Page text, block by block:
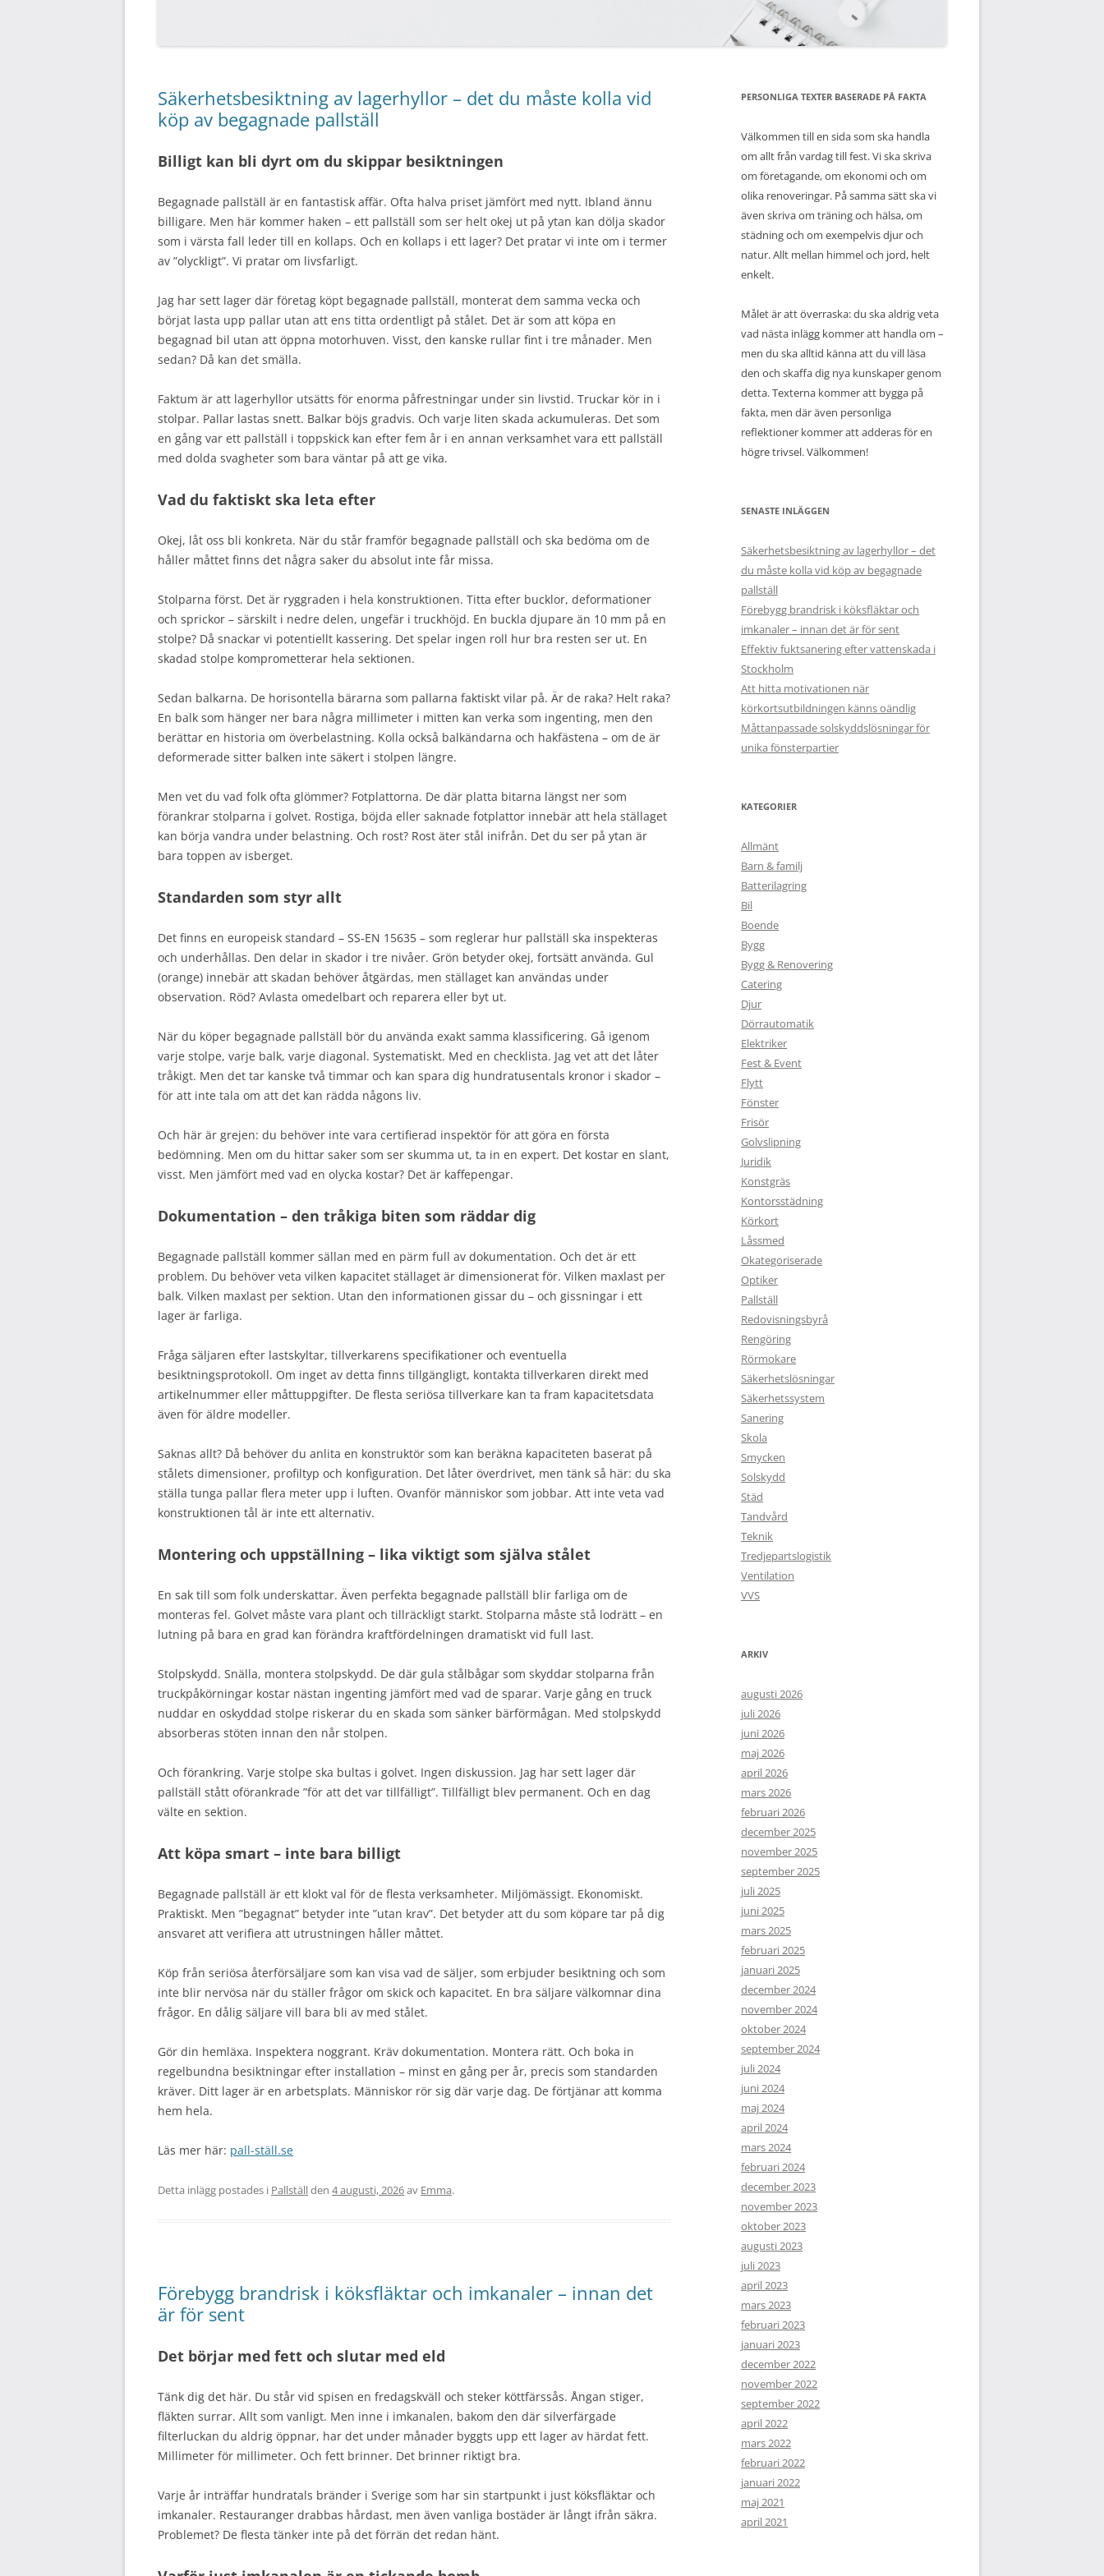
Säkerhetsbesiktning av lagerhyllor – det du måste kolla vid
köp av begagnade pallställ
Billigt kan bli dyrt om du skippar besiktningen
Begagnade pallställ är en fantastisk affär. Ofta halva priset jämfört med nytt. Ibland ännu
billigare. Men här kommer haken – ett pallställ som ser helt okej ut på ytan kan dölja skador
som i värsta fall leder till en kollaps. Och en kollaps i ett lager? Det pratar vi inte om i termer
av ”olyckligt”. Vi pratar om livsfarligt.
Jag har sett lager där företag köpt begagnade pallställ, monterat dem samma vecka och
börjat lasta upp pallar utan att ens titta ordentligt på stålet. Det är som att köpa en
begagnad bil utan att öppna motorhuven. Visst, den kanske rullar fint i tre månader. Men
sedan? Då kan det smälla.
Faktum är att lagerhyllor utsätts för enorma påfrestningar under sin livstid. Truckar kör in i
stolpar. Pallar lastas snett. Balkar böjs gradvis. Och varje liten skada ackumuleras. Det som
en gång var ett pallställ i toppskick kan efter fem år i en annan verksamhet vara ett pallställ
med dolda svagheter som bara väntar på att ge vika.
Vad du faktiskt ska leta efter
Okej, låt oss bli konkreta. När du står framför begagnade pallställ och ska bedöma om de
håller måttet finns det några saker du absolut inte får missa.
Stolparna först. Det är ryggraden i hela konstruktionen. Titta efter bucklor, deformationer
och sprickor – särskilt i nedre delen, ungefär i truckhöjd. En buckla djupare än 10 mm på en
stolpe? Då snackar vi potentiellt kassering. Det spelar ingen roll hur bra resten ser ut. En
skadad stolpe komprometterar hela sektionen.
Sedan balkarna. De horisontella bärarna som pallarna faktiskt vilar på. Är de raka? Helt raka?
En balk som hänger ner bara några millimeter i mitten kan verka som ingenting, men den
berättar en historia om överbelastning. Kolla också balkändarna och hakfästena – om de är
deformerade sitter balken inte säkert i stolpen längre.
Men vet du vad folk ofta glömmer? Fotplattorna. De där platta bitarna längst ner som
förankrar stolparna i golvet. Rostiga, böjda eller saknade fotplattor innebär att hela ställaget
kan börja vandra under belastning. Och rost? Rost äter stål inifrån. Det du ser på ytan är
bara toppen av isberget.
Standarden som styr allt
Det finns en europeisk standard – SS-EN 15635 – som reglerar hur pallställ ska inspekteras
och underhållas. Den delar in skador i tre nivåer. Grön betyder okej, fortsätt använda. Gul
(orange) innebär att skadan behöver åtgärdas, men ställaget kan användas under
observation. Röd? Avlasta omedelbart och reparera eller byt ut.
När du köper begagnade pallställ bör du använda exakt samma klassificering. Gå igenom
varje stolpe, varje balk, varje diagonal. Systematiskt. Med en checklista. Jag vet att det låter
tråkigt. Men det tar kanske två timmar och kan spara dig hundratusentals kronor i skador –
för att inte tala om att det kan rädda någons liv.
Och här är grejen: du behöver inte vara certifierad inspektör för att göra en första
bedömning. Men om du hittar saker som ser skumma ut, ta in en expert. Det kostar en slant,
visst. Men jämfört med vad en olycka kostar? Det är kaffepengar.
Dokumentation – den tråkiga biten som räddar dig
Begagnade pallställ kommer sällan med en pärm full av dokumentation. Och det är ett
problem. Du behöver veta vilken kapacitet ställaget är dimensionerat för. Vilken maxlast per
balk. Vilken maxlast per sektion. Utan den informationen gissar du – och gissningar i ett
lager är farliga.
Fråga säljaren efter lastskyltar, tillverkarens specifikationer och eventuella
besiktningsprotokoll. Om inget av detta finns tillgängligt, kontakta tillverkaren direkt med
artikelnummer eller måttuppgifter. De flesta seriösa tillverkare kan ta fram kapacitetsdata
även för äldre modeller.
Saknas allt? Då behöver du anlita en konstruktör som kan beräkna kapaciteten baserat på
stålets dimensioner, profiltyp och konfiguration. Det låter överdrivet, men tänk så här: du ska
ställa tunga pallar flera meter upp i luften. Ovanför människor som jobbar. Att inte veta vad
konstruktionen tål är inte ett alternativ.
Montering och uppställning – lika viktigt som själva stålet
En sak till som folk underskattar. Även perfekta begagnade pallställ blir farliga om de
monteras fel. Golvet måste vara plant och tillräckligt starkt. Stolparna måste stå lodrätt – en
lutning på bara en grad kan förändra kraftfördelningen dramatiskt vid full last.
Stolpskydd. Snälla, montera stolpskydd. De där gula stålbågar som skyddar stolparna från
truckpåkörningar kostar nästan ingenting jämfört med vad de sparar. Varje gång en truck
nuddar en oskyddad stolpe riskerar du en skada som sänker bärförmågan. Med stolpskydd
absorberas stöten innan den når stolpen.
Och förankring. Varje stolpe ska bultas i golvet. Ingen diskussion. Jag har sett lager där
pallställ stått oförankrade ”för att det var tillfälligt”. Tillfälligt blev permanent. Och en dag
välte en sektion.
Att köpa smart – inte bara billigt
Begagnade pallställ är ett klokt val för de flesta verksamheter. Miljömässigt. Ekonomiskt.
Praktiskt. Men ”begagnat” betyder inte ”utan krav”. Det betyder att du som köpare tar på dig
ansvaret att verifiera att utrustningen håller måttet.
Köp från seriösa återförsäljare som kan visa vad de säljer, som erbjuder besiktning och som
inte blir nervösa när du ställer frågor om skick och kapacitet. En bra säljare välkomnar dina
frågor. En dålig säljare vill bara bli av med stålet.
Gör din hemläxa. Inspektera noggrant. Kräv dokumentation. Montera rätt. Och boka in
regelbundna besiktningar efter installation – minst en gång per år, precis som standarden
kräver. Ditt lager är en arbetsplats. Människor rör sig där varje dag. De förtjänar att komma
hem hela.
Läs mer här: pall-ställ.se
Detta inlägg postades i Pallställden 4 augusti, 2026av Emma.
Förebygg brandrisk i köksfläktar och imkanaler – innan det
är för sent
Det börjar med fett och slutar med eld
Tänk dig det här. Du står vid spisen en fredagskväll och steker köttfärssås. Ångan stiger,
fläkten surrar. Allt som vanligt. Men inne i imkanalen, bakom den där silverfärgade
filterluckan du aldrig öppnar, har det under månader byggts upp ett lager av härdat fett.
Millimeter för millimeter. Och fett brinner. Det brinner riktigt bra.
Varje år inträffar hundratals bränder i Sverige som har sin startpunkt i just köksfläktar och
imkanaler. Restauranger drabbas hårdast, men även vanliga bostäder är långt ifrån säkra.
Problemet? De flesta tänker inte på det förrän det redan hänt.
PERSONLIGA TEXTER BASERADE PÅ FAKTA
Välkommen till en sida som ska handla
om allt från vardag till fest. Vi ska skriva
om företagande, om ekonomi och om
olika renoveringar. På samma sätt ska vi
även skriva om träning och hälsa, om
städning och om exempelvis djur och
natur. Allt mellan himmel och jord, helt
enkelt.
Målet är att överraska: du ska aldrig veta
vad nästa inlägg kommer att handla om –
men du ska alltid känna att du vill läsa
den och skaffa dig nya kunskaper genom
detta. Texterna kommer att bygga på
fakta, men där även personliga
reflektioner kommer att adderas för en
högre trivsel. Välkommen!
SENASTE INLÄGGEN
Säkerhetsbesiktning av lagerhyllor – det
du måste kolla vid köp av begagnade
pallställ
Förebygg brandrisk i köksfläktar och
imkanaler – innan det är för sent
Effektiv fuktsanering efter vattenskada i
Stockholm
Att hitta motivationen när
körkortsutbildningen känns oändlig
Måttanpassade solskyddslösningar för
unika fönsterpartier
KATEGORIER
Allmänt
Barn & familj
Batterilagring
Bil
Boende
Bygg
Bygg & Renovering
Catering
Djur
Dörrautomatik
Elektriker
Fest & Event
Flytt
Fönster
Frisör
Golvslipning
Juridik
Konstgräs
Kontorsstädning
Körkort
Låssmed
Okategoriserade
Optiker
Pallställ
Redovisningsbyrå
Rengöring
Rörmokare
Säkerhetslösningar
Säkerhetssystem
Sanering
Skola
Smycken
Solskydd
Städ
Tandvård
Teknik
Tredjepartslogistik
Ventilation
VVS
ARKIV
augusti 2026
juli 2026
juni 2026
maj 2026
april 2026
mars 2026
februari 2026
december 2025
november 2025
september 2025
juli 2025
juni 2025
mars 2025
februari 2025
januari 2025
december 2024
november 2024
oktober 2024
september 2024
juli 2024
juni 2024
maj 2024
april 2024
mars 2024
februari 2024
december 2023
november 2023
oktober 2023
augusti 2023
juli 2023
april 2023
mars 2023
februari 2023
januari 2023
december 2022
november 2022
september 2022
april 2022
mars 2022
februari 2022
januari 2022
maj 2021
april 2021